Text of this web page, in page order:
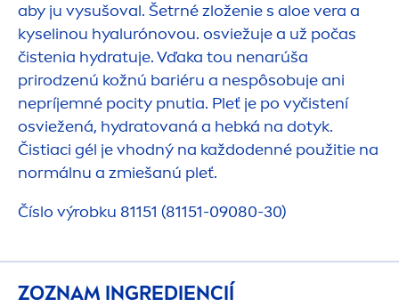
aby ju vysušoval. Šetrné zloženie s aloe vera a
kyselinou hyalurónovou. osviežuje a už počas
čistenia hydratuje. Vďaka tou nenarúša
prirodzenú kožnú bariéru a nespôsobuje ani
nepríjemné pocity pnutia. Pleť je po vyčistení
osviežená, hydratovaná a hebká na dotyk.
Čistiaci gél je vhodný na každodenné použitie na
normálnu a zmiešanú pleť.
Číslo výrobku 81151 (81151-09080-30)
ZOZNAM INGREDIENCIÍ